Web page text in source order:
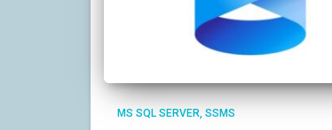
MS SQL SERVER SSMS